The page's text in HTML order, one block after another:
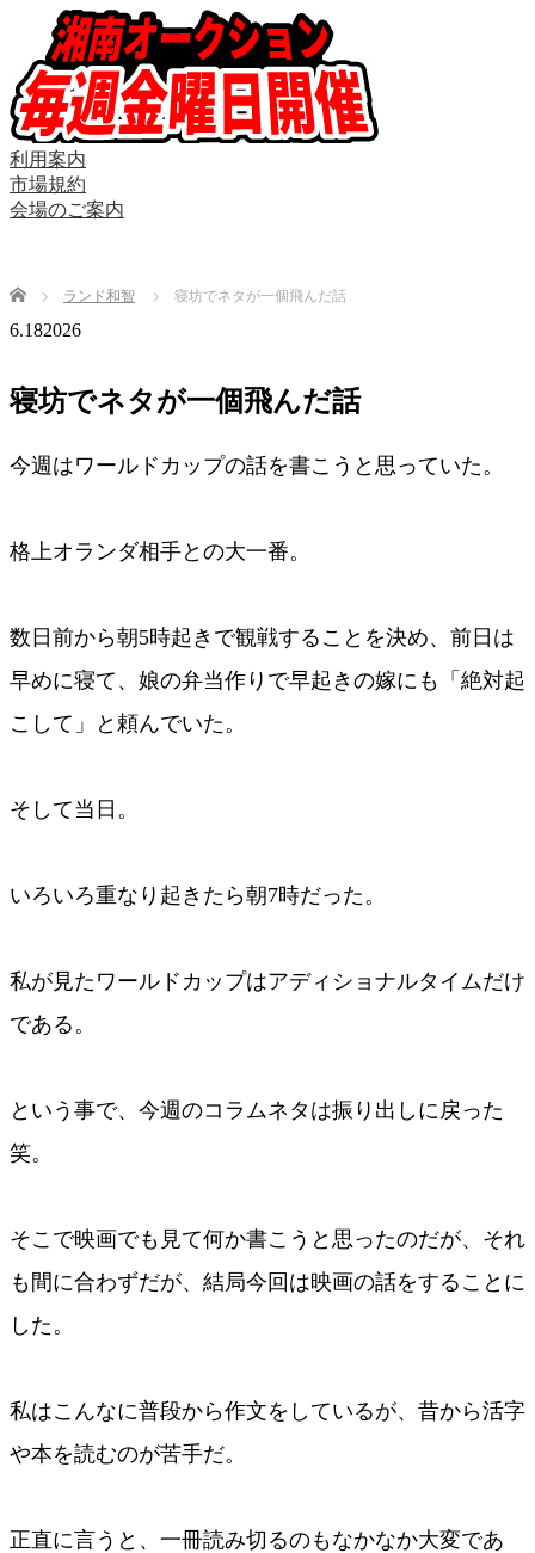
利用案内
市場規約
会場のご案内
Home ランド和智 寝坊でネタが一個飛んだ話
6.182026
寝坊でネタが一個飛んだ話
今週はワールドカップの話を書こうと思っていた。
格上オランダ相手との大一番。
数日前から朝5時起きで観戦することを決め、前日は
早めに寝て、娘の弁当作りで早起きの嫁にも「絶対起
こして」と頼んでいた。
そして当日。
いろいろ重なり起きたら朝7時だった。
私が見たワールドカップはアディショナルタイムだけ
である。
という事で、今週のコラムネタは振り出しに戻った
笑。
そこで映画でも見て何か書こうと思ったのだが、それ
も間に合わずだが、結局今回は映画の話をすることに
した。
私はこんなに普段から作文をしているが、昔から活字
や本を読むのが苦手だ。
正直に言うと、一冊読み切るのもなかなか大変であ